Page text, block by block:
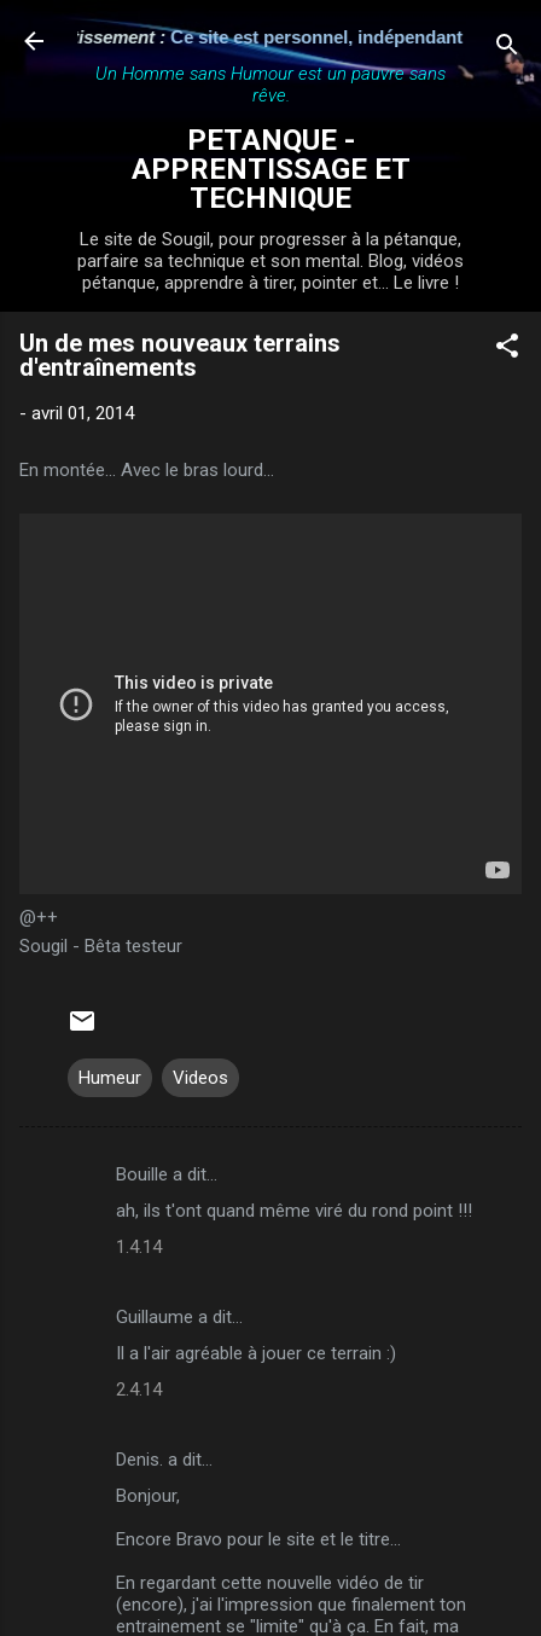
Accéder au contenu principal
Avertissement : Ce site est personnel, indépendant et n'a
Un Homme sans Humour est un pauvre sans
rêve.
PETANQUE -
APPRENTISSAGE ET
TECHNIQUE
Le site de Sougil, pour progresser à la pétanque,
parfaire sa technique et son mental. Blog, vidéos
pétanque, apprendre à tirer, pointer et... Le livre !
Un de mes nouveaux terrains
d'entraînements
- avril 01, 2014
En montée... Avec le bras lourd...
@++
Sougil - Bêta testeur
Humeur Videos
Bouille a dit…
ah, ils t'ont quand même viré du rond point !!!
1.4.14
Guillaume a dit…
Il a l'air agréable à jouer ce terrain :)
2.4.14
Denis. a dit…
Bonjour,
Encore Bravo pour le site et le titre…
En regardant cette nouvelle vidéo de tir
(encore), j'ai l'impression que finalement ton
entrainement se "limite" qu'à ça. En fait, ma